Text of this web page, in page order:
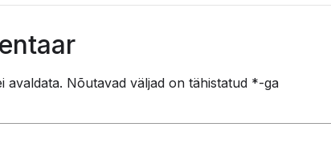
avaldata. Nõutavad väljad on tähistatud *-ga